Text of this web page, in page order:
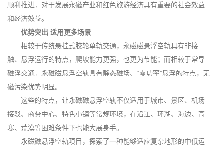
顺利推进，对于发展永磁产业和红色旅游经济具有重要的社会效益
和经济效益。
优势突出 适用更多场景
相较于传统悬挂式胶轮单轨交通，永磁磁悬浮空轨具有非接
触、悬浮运行的特点，爬坡能力更强，也更为节能；而相较于常导
磁浮交通，永磁磁悬浮空轨具有静态磁场、“零功率”悬浮的特点，无
磁污染优势明显。
这些的特点，让永磁磁悬浮空轨不仅适用于城市、景区、机场
接驳、商务中心、特色小镇等常规环境，在沿江、环湖、海边、高
寒、荒漠等困难条件下也能大展身手。
永磁磁悬浮空轨项目，探索了一种能够适应复杂地形的中低运